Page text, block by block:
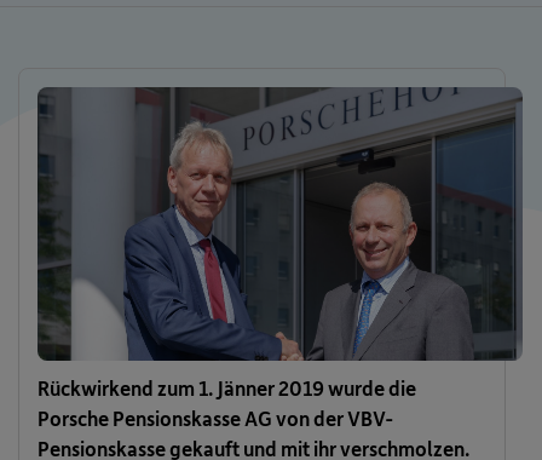
Rückwirkend zum 1. Jänner 2019 wurde die
Porsche Pensionskasse AG von der VBV-
Pensionskasse gekauft und mit ihr verschmolzen.